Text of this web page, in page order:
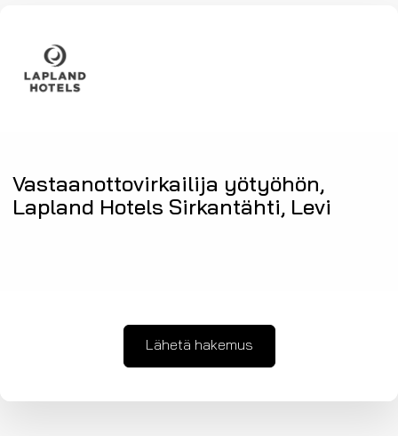
Vastaanottovirkailija yötyöhön,
Lapland Hotels Sirkantähti, Levi